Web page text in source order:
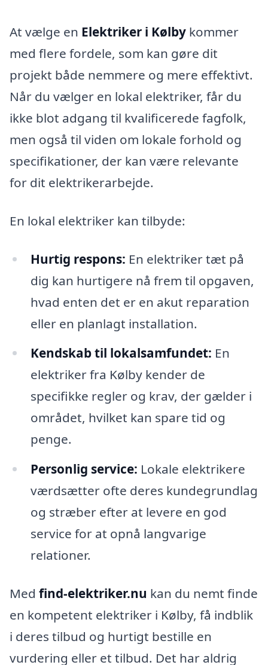
At vælge en Elektriker i Kølby kommer
med flere fordele, som kan gøre dit
projekt både nemmere og mere effektivt.
Når du vælger en lokal elektriker, får du
ikke blot adgang til kvalificerede fagfolk,
men også til viden om lokale forhold og
specifikationer, der kan være relevante
for dit elektrikerarbejde.
En lokal elektriker kan tilbyde:
Hurtig respons: En elektriker tæt på
dig kan hurtigere nå frem til opgaven,
hvad enten det er en akut reparation
eller en planlagt installation.
Kendskab til lokalsamfundet: En
elektriker fra Kølby kender de
specifikke regler og krav, der gælder i
området, hvilket kan spare tid og
penge.
Personlig service: Lokale elektrikere
værdsætter ofte deres kundegrundlag
og stræber efter at levere en god
service for at opnå langvarige
relationer.
Med find-elektriker.nu kan du nemt finde
en kompetent elektriker i Kølby, få indblik
i deres tilbud og hurtigt bestille en
vurdering eller et tilbud. Det har aldrig